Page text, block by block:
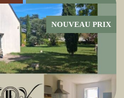
NOUVEAU PRIX